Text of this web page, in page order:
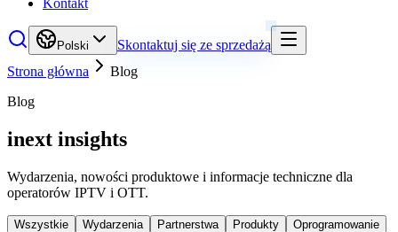
Kontakt
Polski
Skontaktuj się ze sprzedażą
Strona główna
Blog
Blog
inext insights
Wydarzenia, nowości produktowe i informacje techniczne dla
operatorów IPTV i OTT.
Wszystkie Wydarzenia Partnerstwa Produkty
Oprogramowanie